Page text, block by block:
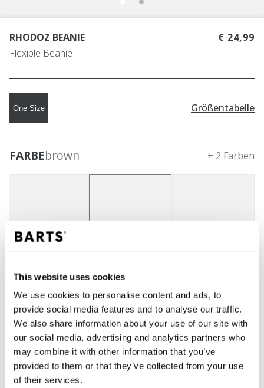
This website uses cookies
We use cookies to personalise content and ads, to
provide social media features and to analyse our traffic.
We also share information about your use of our site with
our social media, advertising and analytics partners who
may combine it with other information that you’ve
provided to them or that they’ve collected from your use
of their services.
RHODOZ BEANIE
Flexible Beanie
€ 24,99
One Size Größentabelle
FARBEbrown + 2 Farben
IN DEN WARENKORB